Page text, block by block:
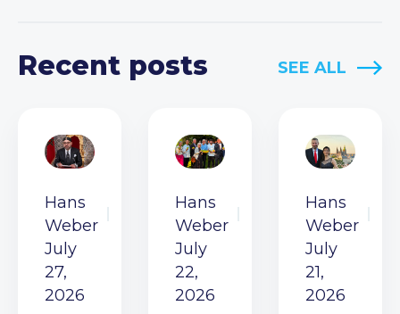
Recent posts SEE ALL
Hans
Weber
July
27,
2026
Hans
Weber
July
22,
2026
Hans
Weber
July
21,
2026